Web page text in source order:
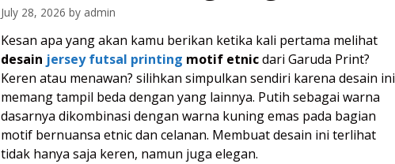
July 28, 2026 by admin
Kesan apa yang akan kamu berikan ketika kali pertama melihat
desain jersey futsal printing motif etnicdari Garuda Print?
Keren atau menawan? silihkan simpulkan sendiri karena desain ini
memang tampil beda dengan yang lainnya. Putih sebagai warna
dasarnya dikombinasi dengan warna kuning emas pada bagian
motif bernuansa etnic dan celanan. Membuat desain ini terlihat
tidak hanya saja keren, namun juga elegan.